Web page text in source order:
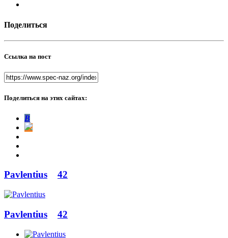
Поделиться
Ссылка на пост
Поделиться на этих сайтах:
В
Pavlentius 42
Pavlentius 42